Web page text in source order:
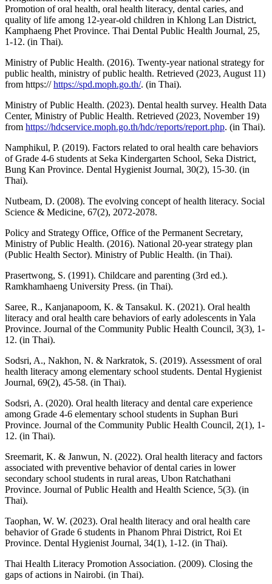
Promotion of oral health, oral health literacy, dental caries, and
quality of life among 12-year-old children in Khlong Lan District,
Kamphaeng Phet Province. Thai Dental Public Health Journal, 25,
1-12. (in Thai).
Ministry of Public Health. (2016). Twenty-year national strategy for
public health, ministry of public health. Retrieved (2023, August 11)
from https://https://spd.moph.go.th/. (in Thai).
Ministry of Public Health. (2023). Dental health survey. Health Data
Center, Ministry of Public Health. Retrieved (2023, November 19)
from https://hdcservice.moph.go.th/hdc/reports/report.php. (in Thai).
Namphikul, P. (2019). Factors related to oral health care behaviors
of Grade 4-6 students at Seka Kindergarten School, Seka District,
Bung Kan Province. Dental Hygienist Journal, 30(2), 15-30. (in
Thai).
Nutbeam, D. (2008). The evolving concept of health literacy. Social
Science & Medicine, 67(2), 2072-2078.
Policy and Strategy Office, Office of the Permanent Secretary,
Ministry of Public Health. (2016). National 20-year strategy plan
(Public Health Sector). Ministry of Public Health. (in Thai).
Prasertwong, S. (1991). Childcare and parenting (3rd ed.).
Ramkhamhaeng University Press. (in Thai).
Saree, R., Kanjanapoom, K. & Tansakul. K. (2021). Oral health
literacy and oral health care behaviors of early adolescents in Yala
Province. Journal of the Community Public Health Council, 3(3), 1-
12. (in Thai).
Sodsri, A., Nakhon, N. & Narkratok, S. (2019). Assessment of oral
health literacy among elementary school students. Dental Hygienist
Journal, 69(2), 45-58. (in Thai).
Sodsri, A. (2020). Oral health literacy and dental care experience
among Grade 4-6 elementary school students in Suphan Buri
Province. Journal of the Community Public Health Council, 2(1), 1-
12. (in Thai).
Sreemarit, K. & Janwun, N. (2022). Oral health literacy and factors
associated with preventive behavior of dental caries in lower
secondary school students in rural areas, Ubon Ratchathani
Province. Journal of Public Health and Health Science, 5(3). (in
Thai).
Taophan, W. W. (2023). Oral health literacy and oral health care
behavior of Grade 6 students in Phanom Phrai District, Roi Et
Province. Dental Hygienist Journal, 34(1), 1-12. (in Thai).
Thai Health Literacy Promotion Association. (2009). Closing the
gaps of actions in Nairobi. (in Thai).